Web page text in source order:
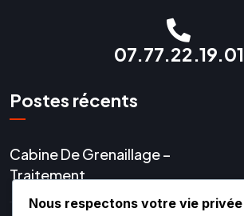
07.77.22.19.01
Postes récents
Cabine De Grenaillage –
Traitement
Nous respectons votre vie privée